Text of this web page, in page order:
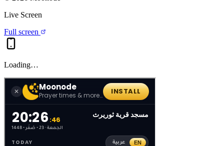
Live Screen
Full screen
Loading…